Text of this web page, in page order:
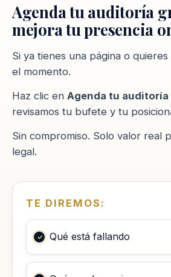
TE DIREMOS:
Qué está fallando
Agenda tu auditoría
mejora tu presencia
Si ya tienes una página o
el momento.
Haz clic en Agenda tu
revisamos tu bufete y tu
Sin compromiso. Solo valor real
legal.